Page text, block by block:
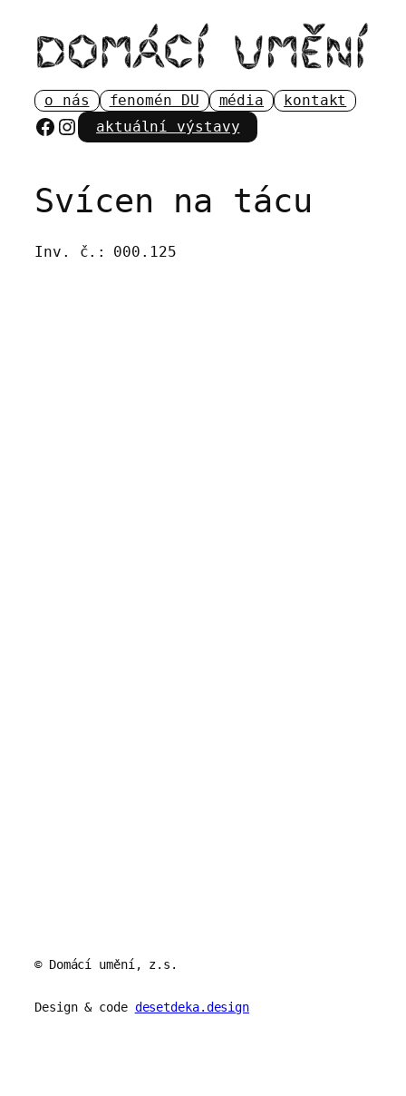
obsah
o nás fenomén DU média kontakt
Facebook
Instagram
aktuální výstavy
Svícen na tácu
Inv. č.: 000.125
© Domácí umění, z.s.
Design & code desetdeka.design